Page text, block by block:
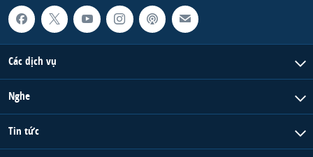
Các dịch vụ
Nghe
Tin tức